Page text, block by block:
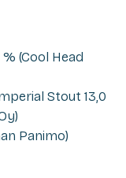
(Cool Head
Stout 13,0
Panimo)